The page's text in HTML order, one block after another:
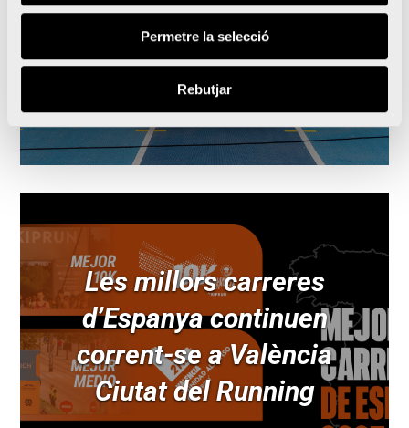
Permetre la selecció
Rebutjar
ciutat
Les millors carreres
d’Espanya continuen
corrent-se a València
Ciutat del Running